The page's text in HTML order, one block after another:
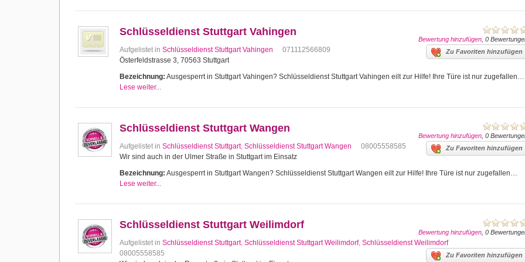
Bewertung hinzufügen , 0
Schlüsseldienst Stuttgart Vahingen
Aufgelistet in Schlüsseldienst Stuttgart Vahingen Zu Favoriten hinzufügen
071112566809
Österfeldstrasse 3, 70563 Stuttgart
Bezeichnung: Ausgesperrt in Stuttgart Vahingen? Schlüsseldienst Stuttgart Vahingen eilt zur Hilfe! Ihre Türe ist nur zugefallen…
Lese weiter...
Bewertung hinzufügen , 0
Schlüsseldienst Stuttgart Wangen
Aufgelistet in Schlüsseldienst Stuttgart, Schlüsseldienst Stuttgart Wangen Zu Favoriten hinzufügen
08005558585
Wir sind auch in der Ulmer Straße in Stuttgart im Einsatz
Bezeichnung: Ausgesperrt in Stuttgart Wangen? Schlüsseldienst Stuttgart Wangen eilt zur Hilfe! Ihre Türe ist nur zugefallen…
Lese weiter...
Bewertung hinzufügen , 0
Schlüsseldienst Stuttgart Weilimdorf
Aufgelistet in Schlüsseldienst Stuttgart, Schlüsseldienst Stuttgart Weilimdorf, Schlüsseldienst Weilimdorf
Zu Favoriten hinzufügen
08005558585